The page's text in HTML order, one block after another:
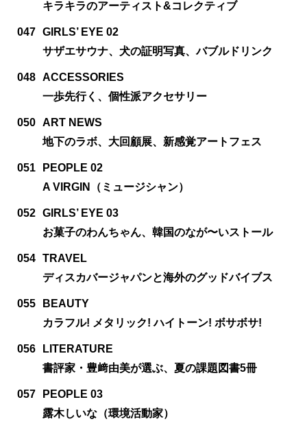
キラキラのアーティスト&コレクティブ
047 GIRLS’ EYE 02
サザエサウナ、犬の証明写真、バブルドリンク
048 ACCESSORIES
一歩先行く、個性派アクセサリー
050 ART NEWS
地下のラボ、大回顧展、新感覚アートフェス
051
PEOPLE 02
A VIRGIN（ミュージシャン）
052 GIRLS’ EYE 03
お菓子のわんちゃん、韓国のなが〜いストール
054 TRAVEL
ディスカバージャパンと海外のグッドバイブス
055
BEAUTY
カラフル! メタリック! ハイトーン! ボサボサ!
056
LITERATURE
書評家・豊﨑由美が選ぶ、夏の課題図書5冊
057
PEOPLE 03
露木しいな（環境活動家）